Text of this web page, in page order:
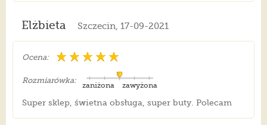
Elżbieta Szczecin, 17-09-2021
Ocena:
Rozmiarówka:
zawyżona
zaniżona
Super sklep, świetna obsługa, super buty. Polecam